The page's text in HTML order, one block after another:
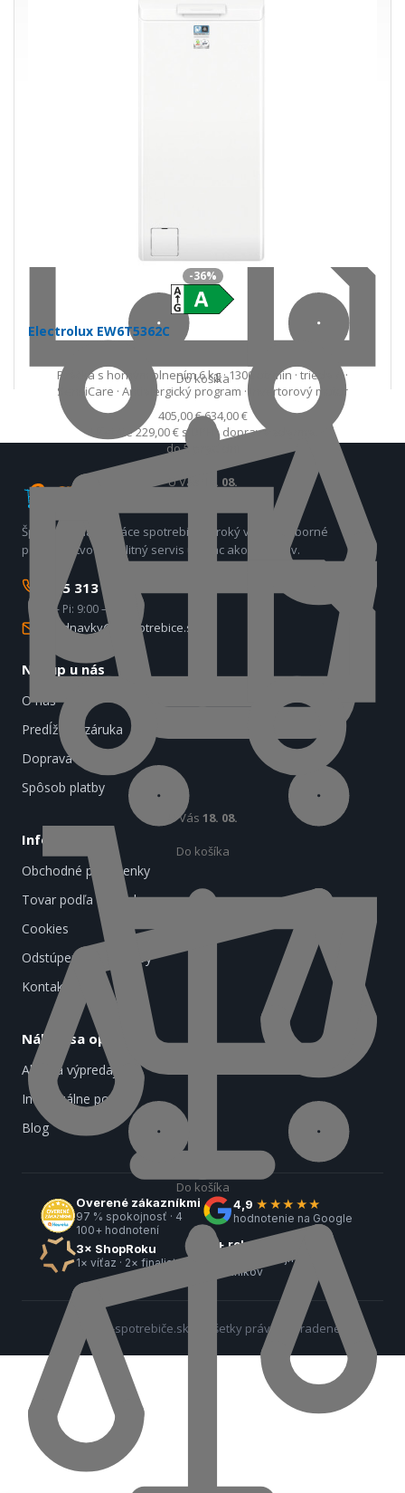
18. 08.
Do košíka
Práčka s predným plnením 9 kg · 1400 ot/min · trieda A ·
U Vás 18. 08.
Do košíka
-36%
Electrolux EW6T5362C
Práčka s horným plnením 6 kg · 1300 ot/min · trieda A ·
SensiCare · Antialergický program · Invertorový motor
405,00 €634,00 €
Ušetríte 229,00 € s DPH · doprava zdarma
do 5 prac. dní
U Vás 18. 08.
Do košíka
Špecialisti na domáce spotrebiče. Široký výber, odborné
poradenstvo a kvalitný servis už viac ako 17 rokov.
0905 313 300
Po – Pi: 9:00 – 17:00
objednavky@e-spotrebice.sk
Nákup u nás
O nás
Predĺžená záruka
Doprava a platba
Spôsob platby
Informácie
Obchodné podmienky
Tovar podľa značiek
Cookies
Odstúpenie od zmluvy
Kontakt
Nákup sa oplatí
Akcie a výpredaj
Individuálne ponuky
Blog
Overené zákazníkmi
97 % spokojnosť · 4
100+ hodnotení
4,9 ★★★★★
hodnotenie na Google
3× ShopRoku
1× víťaz · 2× finalista
18+ rokov na trhu
42 000+ spokojných
zákazníkov
© 2026 e-spotrebiče.sk — Všetky práva vyhradené.